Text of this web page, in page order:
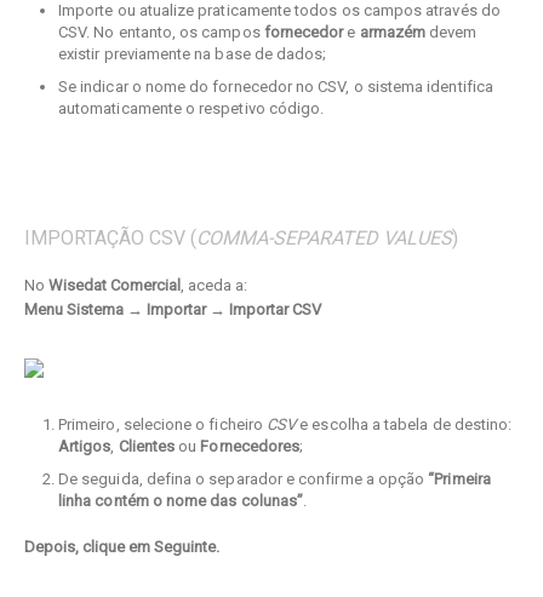
Importe ou atualize praticamente todos os campos através do
CSV. No entanto, os campos fornecedore armazém devem
existir previamente na base de dados;
Se indicar o nome do fornecedor no CSV, o sistema identifica
automaticamente o respetivo código.
IMPORTAÇÃO CSV (COMMA-SEPARATED VALUES)
No Wisedat Comercial , aceda a:
Menu Sistema → Importar → Importar CSV
Primeiro, selecione o ficheiro CSVe escolha a tabela de destino:
Artigos, Clientes ou Fornecedores;
De seguida, defina o separador e confirme a opção“Primeira
linha contém o nome das colunas”.
Depois, clique em Seguinte.